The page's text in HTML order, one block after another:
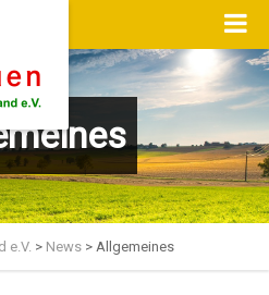
e.V. > News > Allgemeines